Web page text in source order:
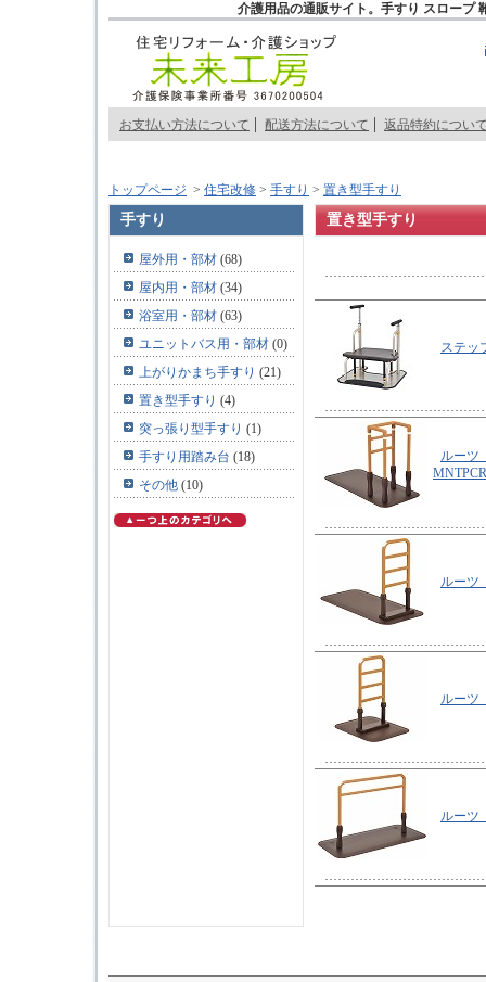
介護用品の通販サイト。手すり スロープ
お支払い方法について 配送方法について 返品特約につい
トップページ > 住宅改修 > 手すり > 置き型手すり
手すり
屋外用・部材 (68)
屋内用・部材 (34)
浴室用・部材 (63)
ユニットバス用・部材 (0)
上がりかまち手すり (21)
置き型手すり (4)
突っ張り型手すり (1)
手すり用踏み台 (18)
その他 (10)
置き型手すり
ステ
ルーツ
ルー
ルーツ
ルー